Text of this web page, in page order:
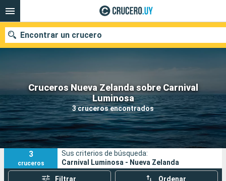
Cruceros Nueva Zelanda sobre Carnival
Luminosa
3 cruceros encontrados
Encontrar un crucero
Nuestros destinos
Fecha de salida
Puertos Compañías
Buscar
3
cruceros
Sus criterios de búsqueda:
Carnival Luminosa - Nueva Zelanda
Filtrar Ordenar